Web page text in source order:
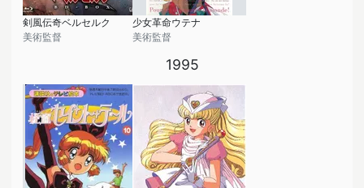
剣風伝奇ベルセルク
美術監督
少女革命ウテナ
美術監督
1995